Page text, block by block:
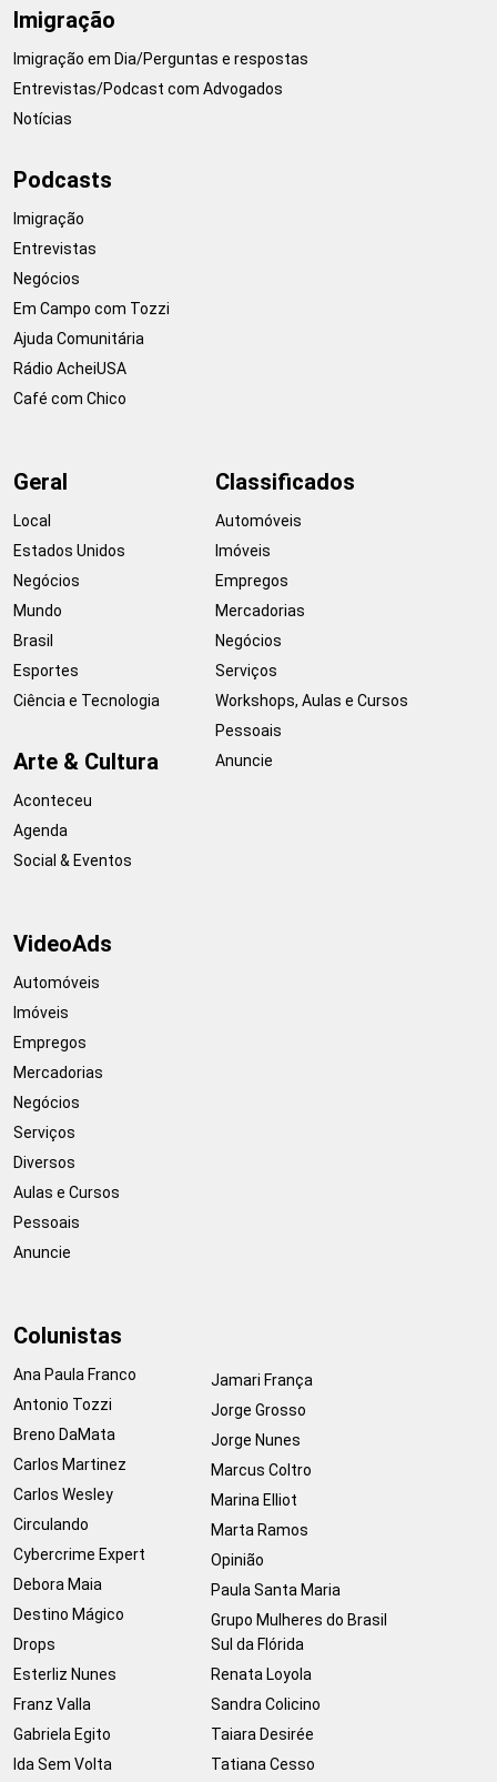
Imigração
Imigração em Dia/Perguntas e respostas
Entrevistas/Podcast com Advogados
Notícias
Podcasts
Imigração
Entrevistas
Negócios
Em Campo com Tozzi
Ajuda Comunitária
Rádio AcheiUSA
Café com Chico
Geral
Local
Estados Unidos
Negócios
Mundo
Brasil
Esportes
Ciência e Tecnologia
Arte & Cultura
Aconteceu
Agenda
Social & Eventos
Classificados
Automóveis
Imóveis
Empregos
Mercadorias
Negócios
Serviços
Workshops, Aulas e Cursos
Pessoais
Anuncie
VideoAds
Automóveis
Imóveis
Empregos
Mercadorias
Negócios
Serviços
Diversos
Aulas e Cursos
Pessoais
Anuncie
Colunistas
Ana Paula Franco
Antonio Tozzi
Breno DaMata
Carlos Martinez
Carlos Wesley
Circulando
Cybercrime Expert
Debora Maia
Destino Mágico
Drops
Esterliz Nunes
Franz Valla
Gabriela Egito
Ida Sem Volta
Jamari França
Jorge Grosso
Jorge Nunes
Marcus Coltro
Marina Elliot
Marta Ramos
Opinião
Paula Santa Maria
Grupo Mulheres do Brasil
Sul da Flórida
Renata Loyola
Sandra Colicino
Taiara Desirée
Tatiana Cesso